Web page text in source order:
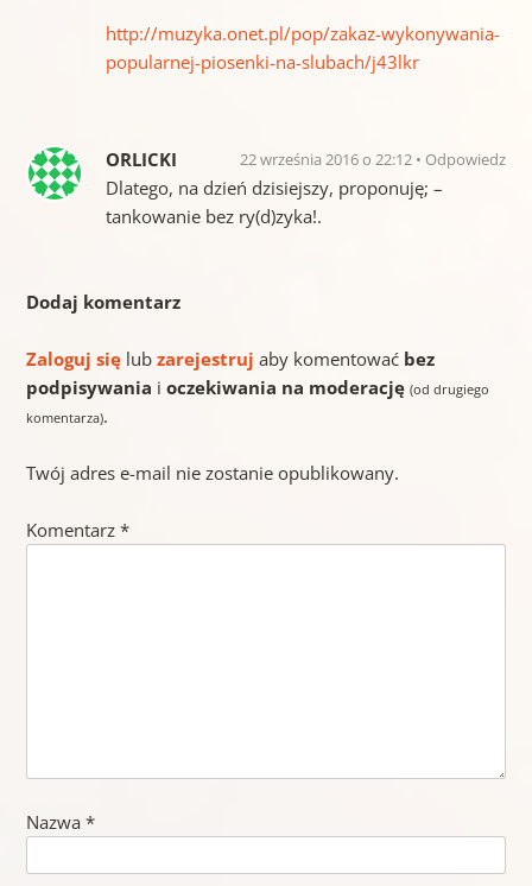
http://muzyka.onet.pl/pop/zakaz-wykonywania-
popularnej-piosenki-na-slubach/j43lkr
ORLICKI 22 września 2016 o 22:12 Odpowiedz
Dlatego, na dzień dzisiejszy, proponuję; –
tankowanie bez ry(d)zyka!.
Dodaj komentarz
Zaloguj sięlub zarejestruj aby komentować bez
podpisywania i oczekiwania na moderację (od drugiego
komentarza).
Twój adres e-mail nie zostanie opublikowany.
Komentarz *
Nazwa *